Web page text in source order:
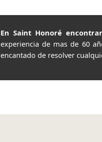
En Saint Honoré
experiencia de mas de 60
encantado de resolver